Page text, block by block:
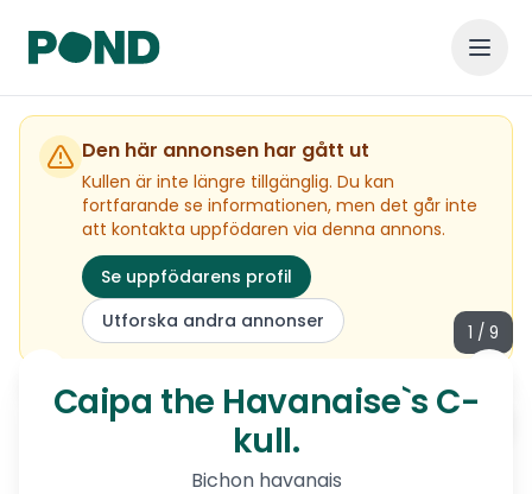
Den här annonsen har gått ut
Kullen är inte längre tillgänglig. Du kan
fortfarande se informationen, men det går inte
att kontakta uppfödaren via denna annons.
Se uppfödarens profil
Utforska andra annonser
1 / 9
Visa alla
Caipa the Havanaise`s C-
Caipa the Havanaise`s C-
kull.
Bichon havanais